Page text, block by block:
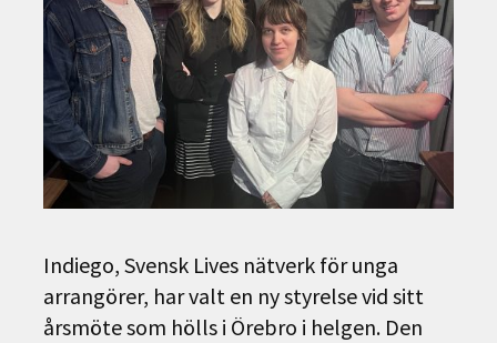
Indiego, Svensk Lives nätverk för unga
arrangörer, har valt en ny styrelse vid sitt
årsmöte som hölls i Örebro i helgen. Den